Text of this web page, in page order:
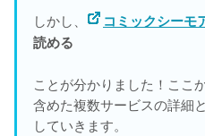
しかし、 コミックシーモ
読める
ことが分かりました！ここ
含めた複数サービスの詳細
していきます。